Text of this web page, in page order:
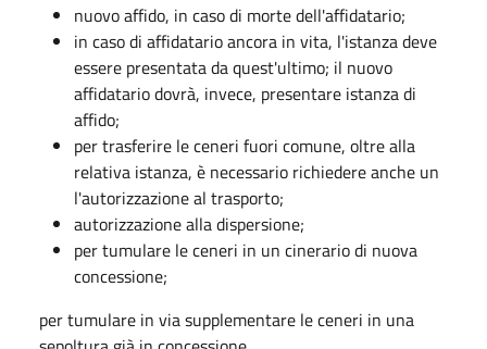
nuovo affido, in caso di morte dell'affidatario;
in caso di affidatario ancora in vita, l'istanza deve
essere presentata da quest'ultimo; il nuovo
affidatario dovrà, invece, presentare istanza di
affido;
per trasferire le ceneri fuori comune, oltre alla
relativa istanza, è necessario richiedere anche un
l'autorizzazione al trasporto;
autorizzazione alla dispersione;
per tumulare le ceneri in un cinerario di nuova
concessione;
per tumulare in via supplementare le ceneri in una